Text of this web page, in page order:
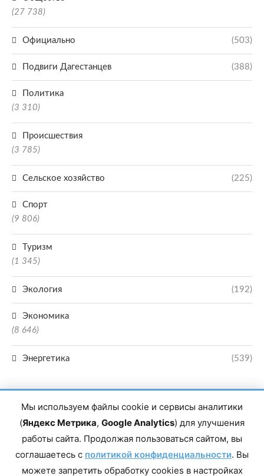
(27 738)
Официально (503)
Подвиги Дагестанцев (388)
Политика
(3 310)
Происшествия
(3 785)
Сельское хозяйство (225)
Спорт
(9 806)
Туризм
(1 345)
Экология (192)
Экономика
(8 646)
Энергетика (539)
Главный редактор сетевого издания Магомаев Тимур Нухович. Контакты
редакции: 8(988)-292-94-34 Почта: vestiskfo@gmail.com По вопросам
Дагестан, г. Махачкала, пр-т Насрутдинова, д. 1а. Все права защищены.
Мы используем файлы cookie и сервисы аналитики
(Яндекс Метрика, Google Analytics) для улучшения
работы сайта. Продолжая пользоваться сайтом, вы
соглашаетесь с политикой конфиденциальности. Вы
можете запретить обработку cookies в настройках